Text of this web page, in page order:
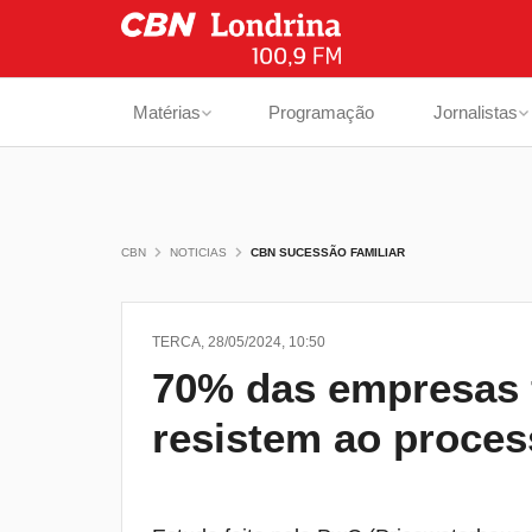
Matérias Programação Jornalistas
CBN NOTICIAS CBN SUCESSÃO FAMILIAR
TERCA, 28/05/2024, 10:50
70% das
resistem ao